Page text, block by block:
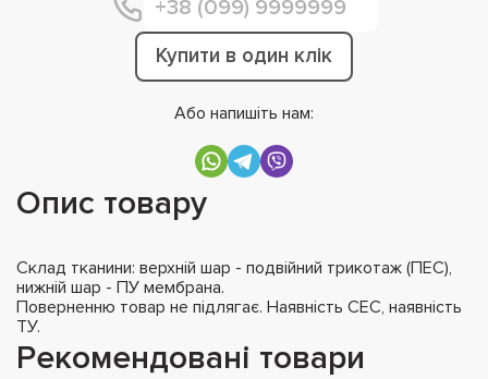
Купити в один клік
Або напишіть нам:
Опис товару
Склад тканини: верхній шар - подвійний трикотаж (ПЕС),
нижній шар - ПУ мембрана.
Поверненню товар не підлягає. Наявність СЕС, наявність
ТУ.
Рекомендовані товари